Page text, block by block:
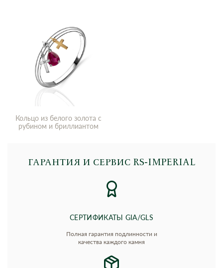
Кольцо из белого золота с
рубином и бриллиантом
ГАРАНТИЯ И СЕРВИС RS‑IMPERIAL
СЕРТИФИКАТЫ GIA/GLS
Полная гарантия подлинности и
качества каждого камня